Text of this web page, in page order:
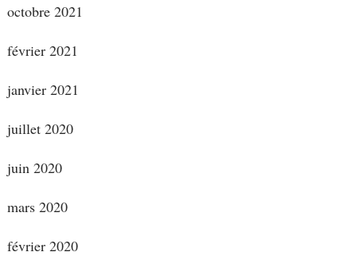
octobre 2021
février 2021
janvier 2021
juillet 2020
juin 2020
mars 2020
février 2020